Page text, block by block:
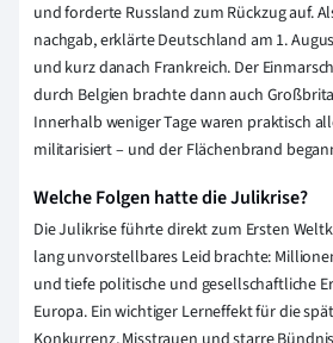
und forderte Russland zum Rückzug auf.
nachgab, erklärte Deutschland am 1.
und kurz danach Frankreich. Der
durch Belgien brachte dann auch
Innerhalb weniger Tage waren praktisch
militarisiert – und der Flächenbrand
Welche Folgen hatte die Julikrise?
Die Julikrise führte direkt zum Ersten
lang unvorstellbares Leid brachte:
und tiefe politische und gesellschaftliche
Europa. Ein wichtiger Lerneffekt für die